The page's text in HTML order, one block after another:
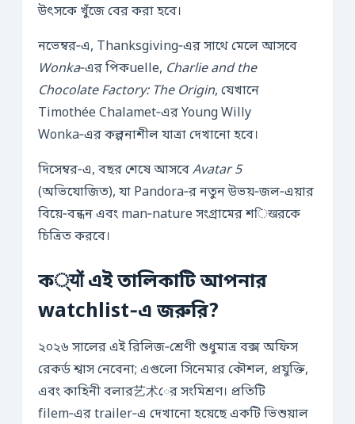
উৎসকে খুঁজে বের করা হবে।
নভেম্বর‑এ, Thanksgiving‑এর সাথে মেলে আসবে
Wonka‑এর পিকuelle, Charlie and the
Chocolate Factory: The Origin, যেখানে
Timothée Chalamet‑এর Young Willy
Wonka‑এর কল্পনাশীল যাত্রা দেখানো হবে।
দিসেম্বর‑এ, বছর শেষে আসবেAvatar 5
(অভিযোজিত), যা Pandora‑র নতুন উভয়‑জল‑এয়ার
বিয়ে‑বন্ধন এবং man‑nature সংগ্রামের শिखরকে
চিত্রিত করবে।
ক्यों এই তালিকাটি আপনার
watchlist‑এ জরুরি?
২০২৬ সালের এই রিলিজ‑শ্রেণী শুধুমাত্র বক্স অফিস
রেকর্ড শ্বাস নেবেনা; এগুলো সিনেমার কৌশল, প্রযুক্তি,
এবং কাহিনী বলার艺术ের সংমিশ্রণ। প্রতিটি
filem‑এর trailer‑এ দেখানো হয়েছে একটি ভিশুয়াল